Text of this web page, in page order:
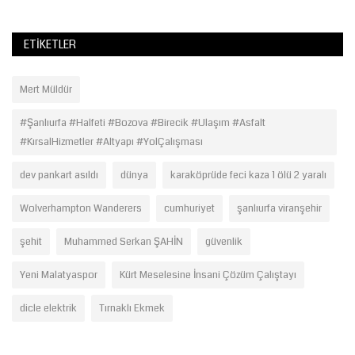
ETIKETLER
Mert Müldür
#Şanlıurfa #Halfeti #Bozova #Birecik #Ulaşım #Asfalt
#KırsalHizmetler #Altyapı #YolÇalışması
dev pankart asıldı dünya karaköprüde feci kaza 1 ölü 2 yaralı
Wolverhampton Wanderers cumhuriyet şanlıurfa viranşehir
şehit Muhammed Serkan ŞAHİN güvenlik
Yeni Malatyaspor Kürt Meselesine İnsani Çözüm Çalıştayı
dicle elektrik Tırnaklı Ekmek